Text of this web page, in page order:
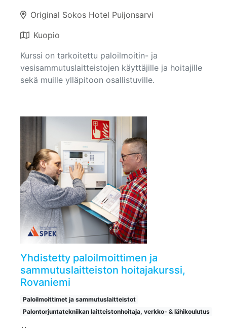
Original Sokos Hotel Puijonsarvi
Kuopio
Kurssi on tarkoitettu paloilmoitin- ja
vesisammutuslaitteistojen käyttäjille ja hoitajille
sekä muille ylläpitoon osallistuville.
Yhdistetty paloilmoittimen ja
sammutuslaitteiston hoitajakurssi,
Rovaniemi
Paloilmoittimet ja sammutuslaitteistot
Palontorjuntatekniikan laitteistonhoitaja, verkko- & lähikoulutus